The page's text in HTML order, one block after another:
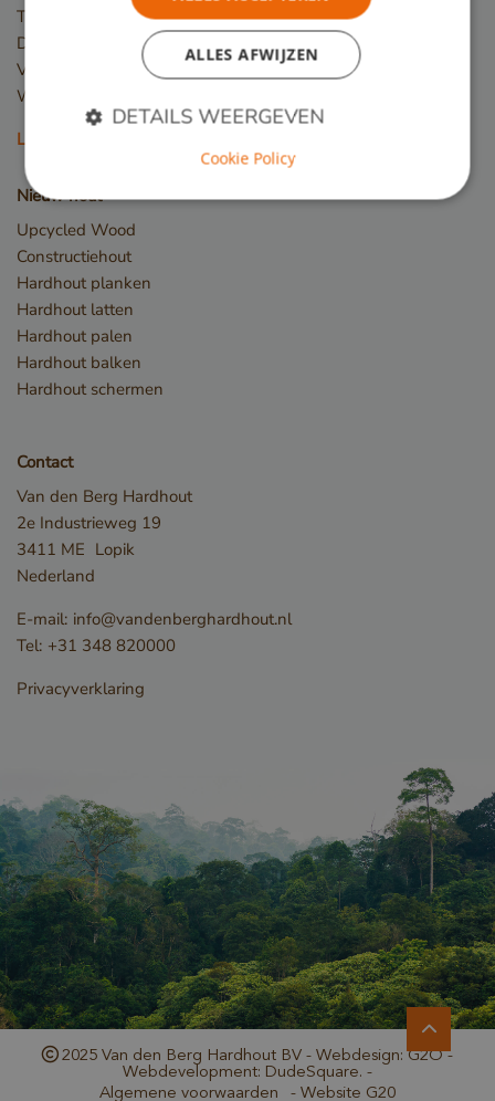
Terras
Dakterras
Veranda
Winkelvloer en showroom
Lees meer
Nieuw hout
Upcycled Wood
Constructiehout
Hardhout planken
Hardhout latten
Hardhout palen
Hardhout balken
Hardhout schermen
Contact
Van den Berg Hardhout
2e Industrieweg 19
3411 ME Lopik
Nederland
E-mail: info@vandenberghardhout.nl
Tel: +31 348 820000
Privacyverklaring
2025 Van den Berg Hardhout BV - Webdesign: G2O -
Webdevelopment: DudeSquare. -
Algemene voorwaarden
- Website G20
ALLES AFWIJZEN
DETAILS WEERGEVEN
Strikt noodzakelijke cookies maken de
gebruikersaanmelding en accountbeheer. De
website kan niet goed worden gebruikt zonder de
strikt noodzakelijke cookies.
Naam
_csrf
www.cavotec.com
www.vandenberghardhout.com
Google Privacy Policy
Cookie Policy